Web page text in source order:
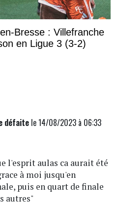
Bresse : Villefranche
en Ligue 3 (3-2)
défaitele 14/08/2023 à 06:33
l'esprit aulas ca aurait été
à moi jusqu'en
puis en quart de finale
autres"